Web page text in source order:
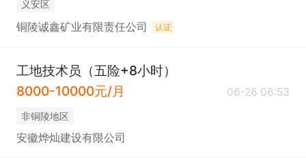
义安区
铜陵诚鑫矿业有限责任公司 认证
工地技术员（五险+8小时）
8000-10000元/月
06-26 06:53
非铜陵地区
安徽烨灿建设有限公司